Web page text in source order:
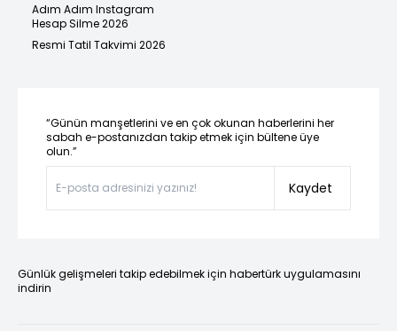
Adım Adım Instagram
Hesap Silme 2026
Resmi Tatil Takvimi 2026
“Günün manşetlerini ve en çok okunan haberlerini her
sabah e-postanızdan takip etmek için bültene üye
olun.”
Kaydet
Günlük gelişmeleri takip edebilmek için habertürk uygulamasını
indirin